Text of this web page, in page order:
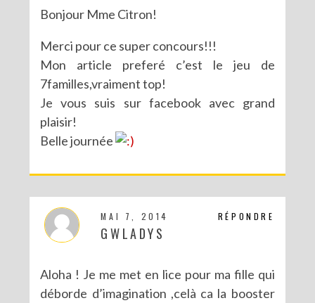
Bonjour Mme Citron!
Merci pour ce super concours!!!
Mon article preferé c’est le jeu de
7familles,vraiment top!
Je vous suis sur facebook avec grand
plaisir!
Belle journée
RÉPONDRE
MAI 7, 2014
GWLADYS
Aloha ! Je me met en lice pour ma fille qui
déborde d’imagination ,celà ca la booster